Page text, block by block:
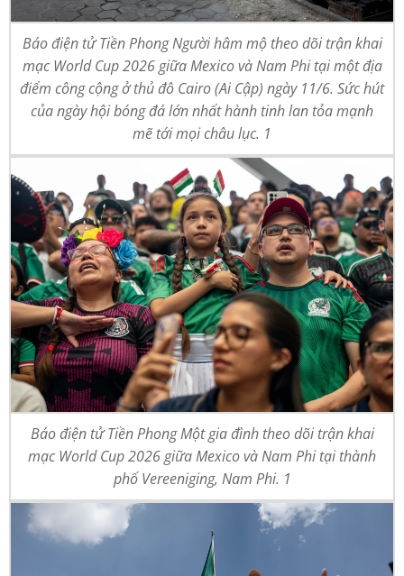
Báo điện tử Tiền Phong Người hâm mộ theo dõi trận khai
mạc World Cup 2026 giữa Mexico và Nam Phi tại một địa
điểm công cộng ở thủ đô Cairo (Ai Cập) ngày 11/6. Sức hút
của ngày hội bóng đá lớn nhất hành tinh lan tỏa mạnh
mẽ tới mọi châu lục. 1
Báo điện tử Tiền Phong Một gia đình theo dõi trận khai
mạc World Cup 2026 giữa Mexico và Nam Phi tại thành
phố Vereeniging, Nam Phi. 1